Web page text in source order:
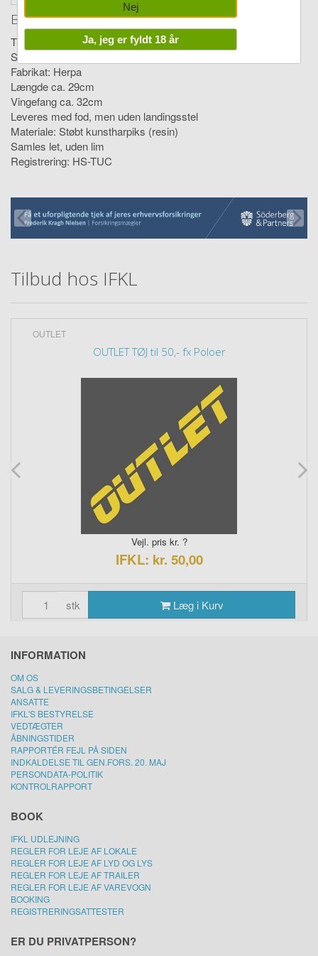
Beskrivelse
Thai Airbus A380-800
Skala 1:250
Fabrikat: Herpa
Længde ca. 29cm
Vingefang ca. 32cm
Leveres med fod, men uden landingsstel
Materiale: Støbt kunstharpiks (resin)
Samles let, uden lim
Registrering: HS-TUC
Tilbud hos IFKL
OUTLET
OUTLET TØJ til 50,- fx Poloer
Vejl. pris kr. ?
IFKL: kr. 50,00
stk Læg i Kurv
INFORMATION
OM OS
SALG & LEVERINGSBETINGELSER
ANSATTE
IFKL'S BESTYRELSE
VEDTÆGTER
ÅBNINGSTIDER
RAPPORTÉR FEJL PÅ SIDEN
INDKALDELSE TIL GEN.FORS. 20. MAJ
PERSONDATA-POLITIK
KONTROLRAPPORT
BOOK
IFKL UDLEJNING
REGLER FOR LEJE AF LOKALE
REGLER FOR LEJE AF LYD OG LYS
REGLER FOR LEJE AF TRAILER
REGLER FOR LEJE AF VAREVOGN
BOOKING
REGISTRERINGSATTESTER
ER DU PRIVATPERSON?
Nej
Ja, jeg er fyldt 18 år